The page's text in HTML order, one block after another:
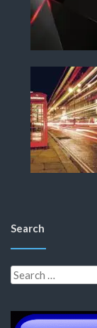
Search